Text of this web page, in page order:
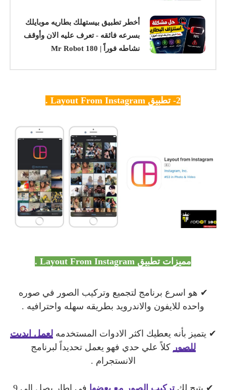
أخطر تطبيق بيستهلك بطاريه موبايلك
بسرعه فائقه - تعرف عليه الان وأوقف
نشاطه فوراً | Mr Robot 180
2- تطبيق Layout From Instagram .
مميزاتتطبيق Layout From Instagram .
✔ هو اسرع برنامج لتجميع وتركيب الصور في صوره
واحده للايفون والاندرويد بطريقه سهله واحترافيه .
✔ يتميز بأنه يعطيك اكثر الادوات المستخدمهلعمل ايديت
للصور كلاً علي حدي فهو يعمل تحديداً لبرنامج
الانستجرام .
✔ يتيح لكتركيب الصور مع بعضها
في اطار يصل الي 9